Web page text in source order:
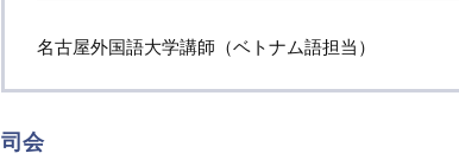
名古屋外国語大学講師（ベトナム語担当）
司会